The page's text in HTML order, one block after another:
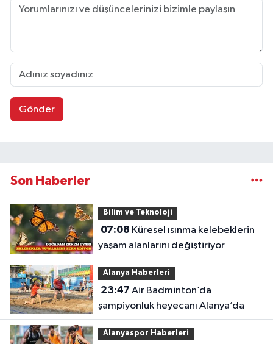
Gönder
Son Haberler
Bilim ve Teknoloji
07:08
yaşam alanlarını değiştiriyor
Alanya Haberleri
23:47
şampiyonluk heyecanı Alanya’da
Alanyaspor Haberleri